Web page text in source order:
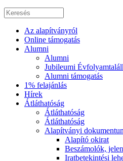
Az alapítványról
Online támogatás
Alumni
Alumni
Jubileumi
Alumni támogatás
1% felajánlás
Hírek
Átláthatóság
Átláthatóság
Átláthatóság
Alapítványi
Alapító okirat
Beszámolók,
Iratbetekintési